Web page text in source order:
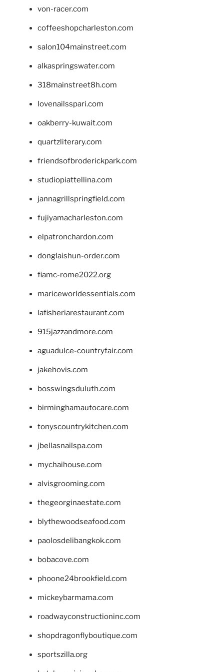
von-racer.com
coffeeshopcharleston.com
salon104mainstreet.com
alkaspringswater.com
318mainstreet8h.com
lovenailsspari.com
oakberry-kuwait.com
quartzliterary.com
friendsofbroderickpark.com
studiopiattellina.com
jannagrillspringfield.com
fujiyamacharleston.com
elpatronchardon.com
donglaishun-order.com
fiamc-rome2022.org
mariceworldessentials.com
lafisheriarestaurant.com
915jazzandmore.com
aguadulce-countryfair.com
jakehovis.com
bosswingsduluth.com
birminghamautocare.com
tonyscountrykitchen.com
jbellasnailspa.com
mychaihouse.com
alvisgrooming.com
thegeorginaestate.com
blythewoodseafood.com
paolosdelibangkok.com
bobacove.com
phoone24brookfield.com
mickeybarmama.com
roadwayconstructioninc.com
shopdragonflyboutique.com
sportszilla.org